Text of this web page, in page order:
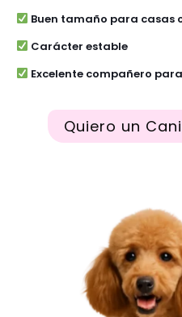
Buen tamaño para casas
Carácter estable
Excelente compañero
Quiero un